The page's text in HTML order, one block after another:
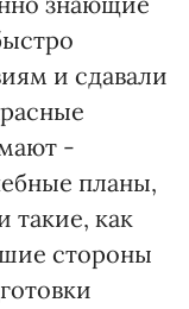
и сдавали
-
планы,
такие, как
стороны